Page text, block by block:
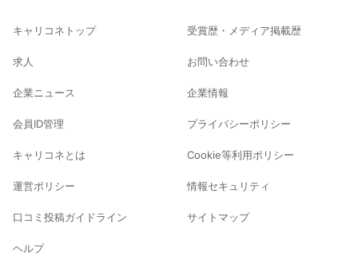
キャリコネトップ
求人
企業ニュース
会員ID管理
キャリコネとは
運営ポリシー
口コミ投稿ガイドライン
ヘルプ
受賞歴・メディア掲載歴
お問い合わせ
企業情報
プライバシーポリシー
Cookie等利用ポリシー
情報セキュリティ
サイトマップ